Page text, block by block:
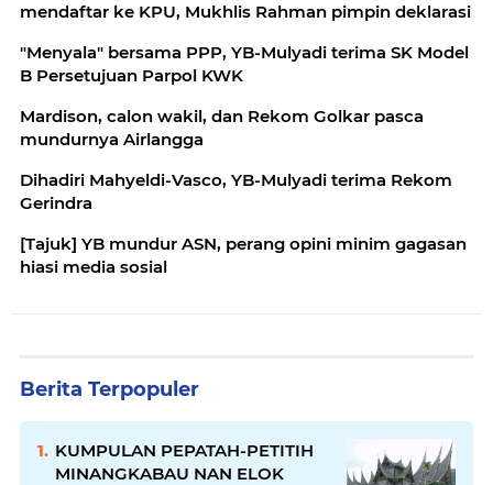
mendaftar ke KPU, Mukhlis Rahman pimpin deklarasi
"Menyala" bersama PPP, YB-Mulyadi terima SK Model
B Persetujuan Parpol KWK
Mardison, calon wakil, dan Rekom Golkar pasca
mundurnya Airlangga
Dihadiri Mahyeldi-Vasco, YB-Mulyadi terima Rekom
Gerindra
[Tajuk] YB mundur ASN, perang opini minim gagasan
hiasi media sosial
Berita Terpopuler
KUMPULAN PEPATAH-PETITIH
MINANGKABAU NAN ELOK